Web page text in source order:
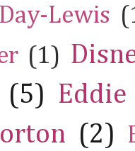
Lewis
(1)
(5) Eddie
(2)